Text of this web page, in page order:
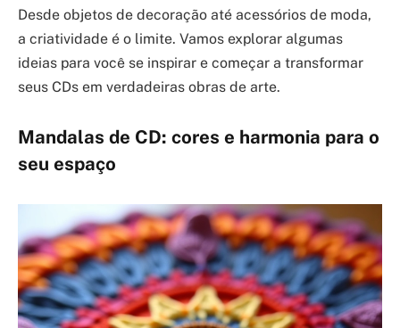
Desde objetos de decoração até acessórios de moda,
a criatividade é o limite. Vamos explorar algumas
ideias para você se inspirar e começar a transformar
seus CDs em verdadeiras obras de arte.
Mandalas de CD: cores e harmonia para o
seu espaço